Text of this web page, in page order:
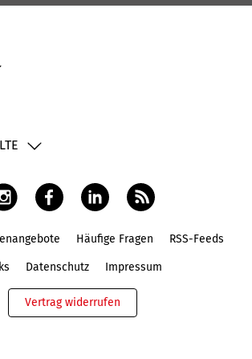
Häufige Fragen RSS-Feeds
Datenschutz Impressum
Vertrag widerrufen